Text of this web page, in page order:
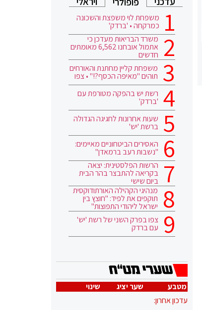
משפחת לוי משפצת והשכונה
כמרקחה • 'ברדק'
משרד הבריאות מעדכן כי
אתמול אובחנו 6,562 מאומתים
חדשים
משפחת קליין מחתנת והאורחים
תוהים "מאיפה הכסף?!" • צפו
רשת יש בהפקה מטורפת עם
'ברדק'
שעות אחרונות לחגיגה הגדולה
ברשת 'יש'
האסירים הביטחוניים מאיימים:
"נשבות רעב ברמאדן"
הרשות הפלסטינית: יצאה
בקריאה להתבצר בהר הבית
ביום שישי
מנהיגי הקהילה האורתודוקסית
תוקפים את לפיד: "חוצץ בין
ישראל ליהודי התפוצות"
צפו בפרק השני של רשת 'יש'
עם ברדק
מטבע שער יציג
שינוי
עדכון אחרון: